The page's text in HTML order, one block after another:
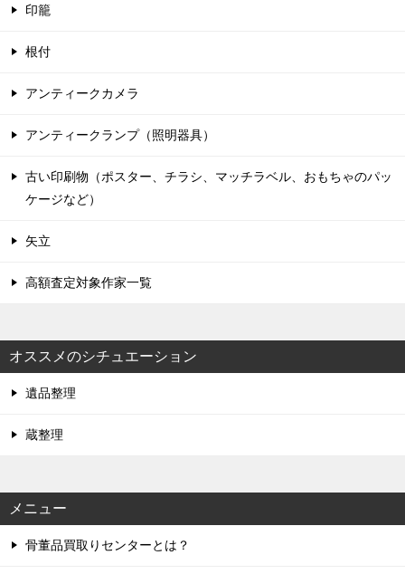
印籠
根付
アンティークカメラ
アンティークランプ（照明器具）
古い印刷物（ポスター、チラシ、マッチラベル、おもちゃのパッ
ケージなど）
矢立
高額査定対象作家一覧
オススメのシチュエーション
遺品整理
蔵整理
メニュー
骨董品買取りセンターとは？